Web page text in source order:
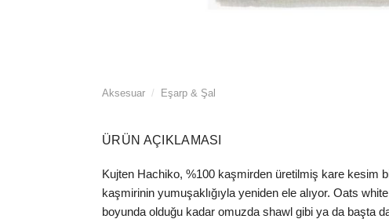
Aksesuar / Eşarp & Şal
ÜRÜN AÇIKLAMASI
Kujten Hachiko, %100 kaşmirden üretilmiş kare kesim
kaşmirinin yumuşaklığıyla yeniden ele alıyor. Oats
boyunda olduğu kadar omuzda shawl gibi ya da başta